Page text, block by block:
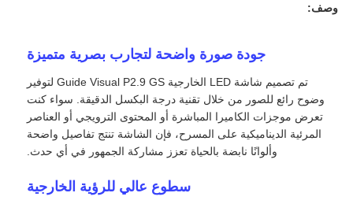
وصف:
جودة صورة واضحة لتجارب بصرية متميزة
تم تصميم شاشة LED الخارجية Guide Visual P2.9 GS لتوفير
وضوح رائع للصور من خلال تقنية درجة البكسل الدقيقة. سواء كنت
تعرض موجزات الكاميرا المباشرة أو المحتوى الترويجي أو العناصر
المرئية الديناميكية على المسرح، فإن الشاشة تنتج تفاصيل واضحة
وألوانًا نابضة بالحياة تعزز مشاركة الجمهور في أي حدث.
سطوع عالي للرؤية الخارجية